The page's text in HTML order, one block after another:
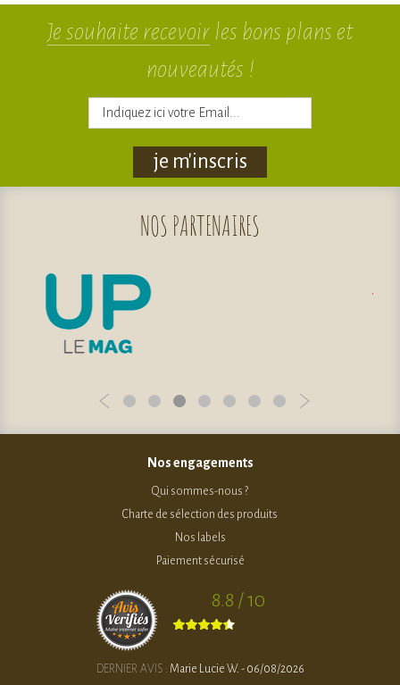
Je souhaite recevoirles bons plans et
nouveautés !
je m'inscris
NOS PARTENAIRES
Nos engagements
Qui sommes-nous ?
Charte de sélection des produits
Nos labels
Paiement sécurisé
8.8 / 10
DERNIER AVIS : Marie Lucie W. - 06/08/2026